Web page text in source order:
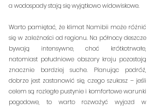
a wodospady stają się wyjątkowo widowiskowe.
Warto pamiętać, że klimat Namibii może różnić
się w zależności od regionu. Na północy deszcze
bywają intensywne, choć krótkotrwałe,
natomiast południowe obszary kraju pozostają
znacznie bardziej suche. Planując podróż,
dobrze jest zastanowić się, czego szukasz – jeśli
celem są rozległe pustynie i komfortowe warunki
pogodowe, to warto rozważyć wyjazd w